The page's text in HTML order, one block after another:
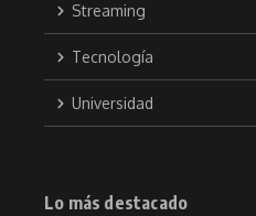
Streaming
Tecnología
Universidad
Lo más destacado